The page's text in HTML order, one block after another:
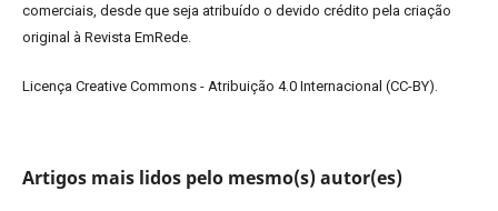
comerciais, desde que seja atribuído o devido crédito pela criação
original à Revista EmRede.
Licença Creative Commons - Atribuição 4.0 Internacional (CC-BY).
Artigos mais lidos pelo mesmo(s) autor(es)